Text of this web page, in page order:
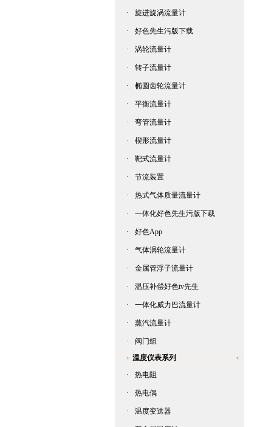
· 旋进旋涡流量计
· 好色先生污版下载
· 涡轮流量计
· 转子流量计
· 椭圆齿轮流量计
· 平衡流量计
· 弯管流量计
· 楔形流量计
· 靶式流量计
· 节流装置
· 热式气体质量流量计
· 一体化好色先生污版下载
· 好色App
· 气体涡轮流量计
· 金属管浮子流量计
· 温压补偿好色tv先生
· 一体化威力巴流量计
· 蒸汽流量计
·
阀门组
温度仪表系列
·
热电阻
· 热电偶
· 温度变送器